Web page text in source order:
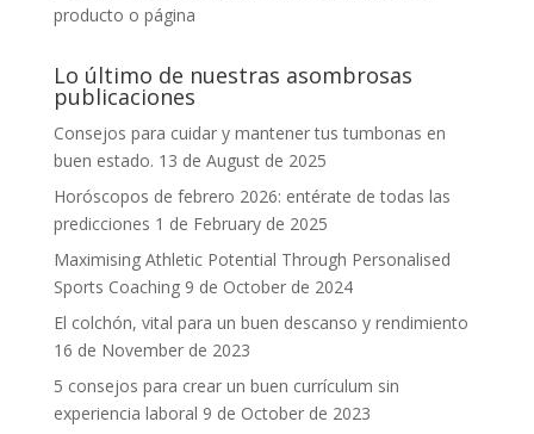
producto o página
Lo último de nuestras asombrosas
publicaciones
Consejos para cuidar y mantener tus tumbonas en
buen estado. 13 de August de 2025
Horóscopos de febrero 2026: entérate de todas las
predicciones 1 de February de 2025
Maximising Athletic Potential Through Personalised
Sports Coaching 9 de October de 2024
El colchón, vital para un buen descanso y rendimiento
16 de November de 2023
5 consejos para crear un buen currículum sin
experiencia laboral 9 de October de 2023